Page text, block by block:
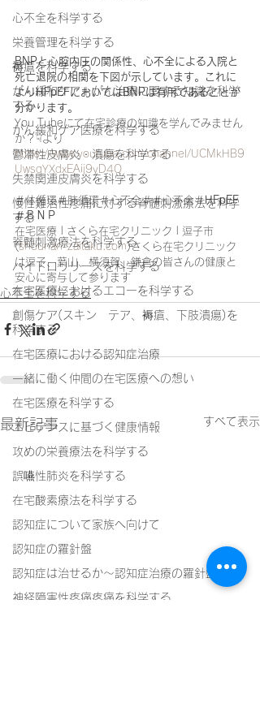
心不全を科学する
栄養管理を科学する
褥瘡を科学する
がん緩和ケア＋がん治療に関する知識を科学
する
がん緩和ケア医療を科学する
鬱滞性皮膚炎・潰瘍を科学する
失禁関連皮膚炎を科学する
慢性難治性疼痛に対する脊髄刺激療法を科学
する
脊髄刺激療法を科学する
ハイドロリリースを科学する
在宅医療におけるエコーを科学する
創傷ケア(スキン テア、褥瘡、下肢潰瘍)を
科学する
在宅医療における認知症治療
一緒に働く仲間の在宅医療への想い
在宅医療を科学する
エビデンスに基づく健康情報
攻めの栄養療法を科学する
誤嚥性肺炎を科学する
在宅酸素療法を科学する
認知症について家族へ向けて
認知症の羅針盤
認知症は治せるか～認知症治療の羅針盤
神経障害性疼痛疼痛を科学する
BNPと心腔内圧の関係性、心不全による入院と
死亡退院の相関を下図が示しています。これに
よりHFpEFにおいてはBNPは有用であることが
分かります。
You Tubeにて在宅診療の知識を学んでみません
か？☟より
https://www.youtube.com/channel/UCMkHB9
UwsqYXdxEAij9yD4Q
＃体循環＃肺循環＃心不全＃＃心不全＃HFpEF
＃ＢＮＰ
在宅医療 | さくら在宅クリニック | 逗子市
(shounan-zaitaku.com)さくら在宅クリニック
は逗子、葉山、横須賀、鎌倉の皆さんの健康と
安心に寄与して参ります
心不全を科学する
最新記事 すべて表示